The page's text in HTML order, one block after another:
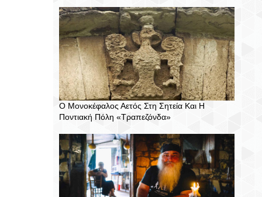
Ο Μονοκέφαλος Αετός Στη Σητεία Και Η
Ποντιακή Πόλη «Τραπεζόνδα»